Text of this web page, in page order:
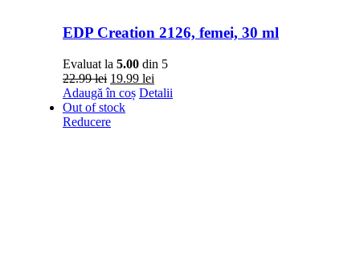
EDP Creation 2126, femei, 30 ml
Evaluat la 5.00din 5
22.99lei Prețul
inițial
a
fost:
19.99 leiPrețul
curent
Adaugă în coș Detalii
Out of stock
Reducere